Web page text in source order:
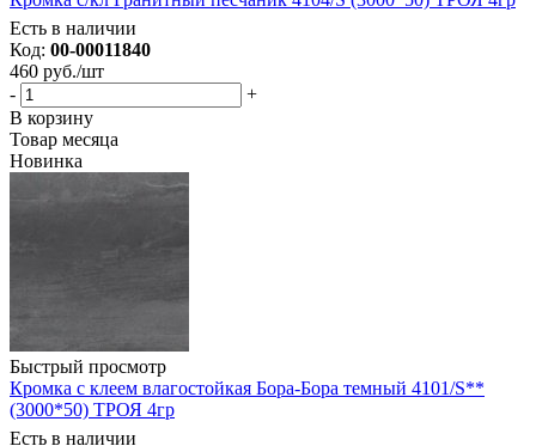
Есть в наличии
Код: 00-00011840
460 руб./шт
-
+
В корзину
Товар месяца
Новинка
Быстрый просмотр
Кромка с клеем влагостойкая Бора-Бора темный 4101/S**
(3000*50) ТРОЯ 4гр
Есть в наличии